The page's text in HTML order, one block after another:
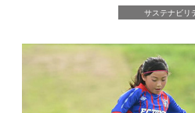
サステナビリ